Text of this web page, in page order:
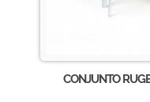
CONJUNTO